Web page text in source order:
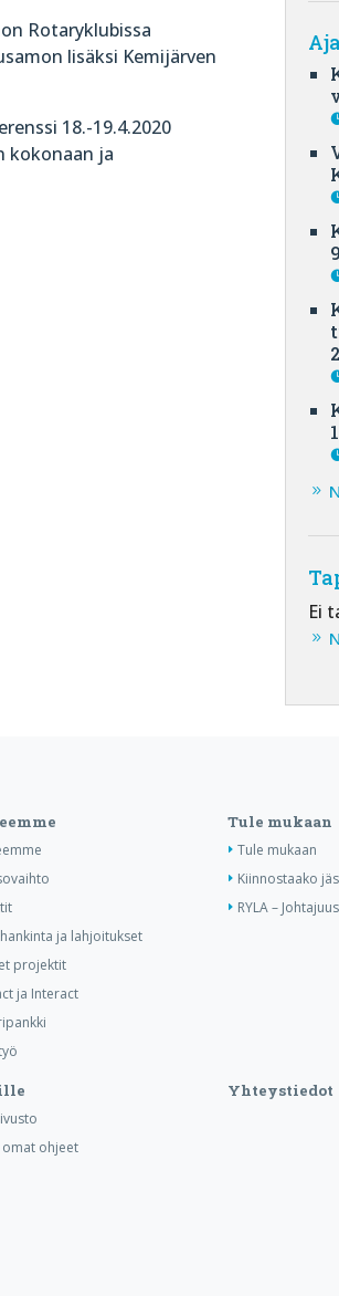
Rotaryklubissa
lisäksi Kemijärven
18.-19.4.2020
kokonaan ja
Ei
ja lahjoitukset
projektit
ja Interact
Tule mukaan
Tule mukaan
Kiinnostaako
RYLA –
omat ohjeet
Yhteystiedot